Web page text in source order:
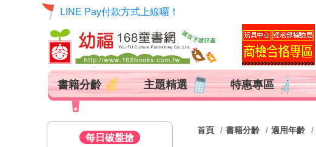
LINE Pay付款方式上線囉！
書籍分齡 主題精選 特惠專區
每日破盤搶
首頁 書籍分齡 適用年齡